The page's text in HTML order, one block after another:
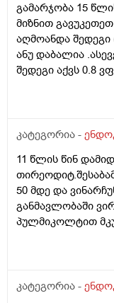
კარგად
კვანძი
გამოეწვია და
კიდევ
გამარჯობა 15
მიზნით
აღმოანდა
ანუ დაბალია
შედეგი აქვს 0.8
მაჩვენებელმა
კატეგორია -
11 წლის წინ
50 მდე და
განმავლობაში
პულმიკოლტით
სტრესი და
6.ასევე დაბალი
კატეგორია -